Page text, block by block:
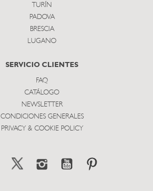
TURÍN
PADOVA
BRESCIA
LUGANO
SERVICIO CLIENTES
FAQ
CATÁLOGO
NEWSLETTER
CONDICIONES GENERALES
PRIVACY & COOKIE POLICY